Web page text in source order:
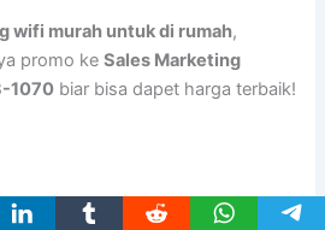
wifi murah untuk di rumah,
promo keSales Marketing
1070 biar bisa dapet harga terbaik!
yang Paling Worth It di Tahun Ini!